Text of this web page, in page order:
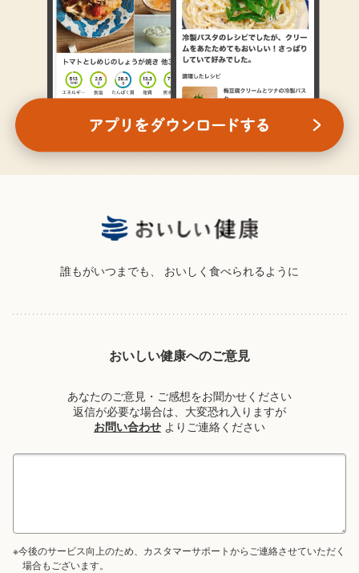
誰もがいつまでも、 おいしく食べられるように
おいしい健康へのご意見
あなたのご意見・ご感想をお聞かせください
返信が必要な場合は、大変恐れ入りますが
お問い合わせ よりご連絡ください
※今後のサービス向上のため、カスタマーサポートからご連絡させていただく
場合もございます。